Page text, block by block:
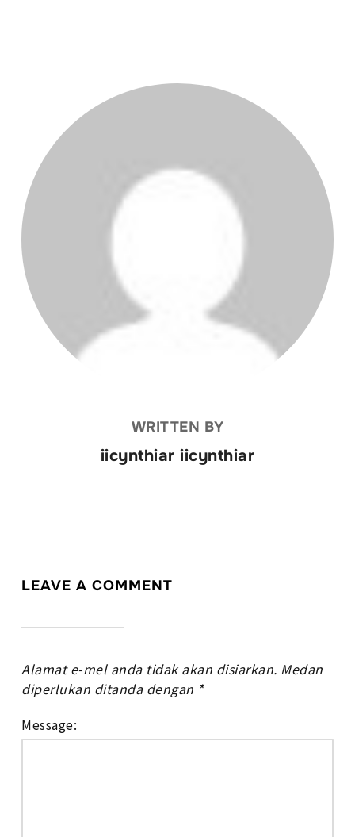
POST AUTHOR
WRITTEN BY
iicynthiar iicynthiar
LEAVE A COMMENT
Alamat e-mel anda tidak akan disiarkan. Medan
diperlukan ditanda dengan *
Message: